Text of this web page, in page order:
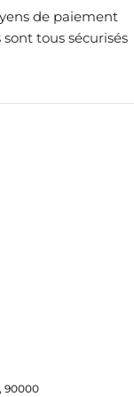
de paiement
sont tous sécurisés
90000